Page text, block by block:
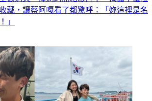
藏，讓蔡阿嘎看了都驚呼：「妳這裡是名
」